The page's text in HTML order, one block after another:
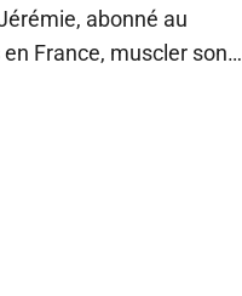
abonné au
France, muscler son…